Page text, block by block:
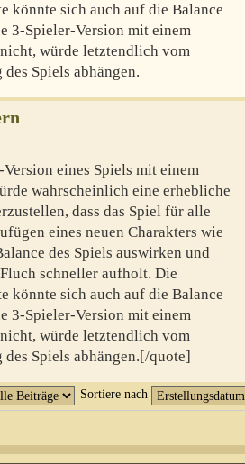
könnte sich auch auf die Balance
3-Spieler-Version mit einem
würde letztendlich vom
Spiels abhängen.
eines Spiels mit einem
wahrscheinlich eine erhebliche
dass das Spiel für alle
eines neuen Charakters wie
des Spiels auswirken und
schneller aufholt. Die
könnte sich auch auf die Balance
3-Spieler-Version mit einem
würde letztendlich vom
Spiels abhängen.[/quote]
Sortiere nach